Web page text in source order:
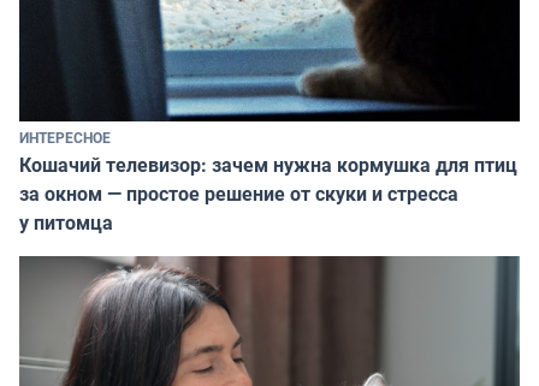
ИНТЕРЕСНОЕ
Кошачий телевизор: зачем нужна кормушка для птиц
за окном — простое решение от скуки и стресса
у питомца